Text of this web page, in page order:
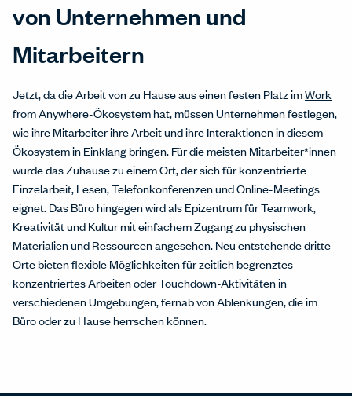
von Unternehmen und
Mitarbeitern
Jetzt, da die Arbeit von zu Hause aus einen festen Platz imWork
from Anywhere-Ökosystemhat, müssen Unternehmen festlegen,
wie ihre Mitarbeiter ihre Arbeit und ihre Interaktionen in diesem
Ökosystem in Einklang bringen. Für die meisten Mitarbeiter*innen
wurde das Zuhause zu einem Ort, der sich für konzentrierte
Einzelarbeit, Lesen, Telefonkonferenzen und Online-Meetings
eignet. Das Büro hingegen wird als Epizentrum für Teamwork,
Kreativität und Kultur mit einfachem Zugang zu physischen
Materialien und Ressourcen angesehen. Neu entstehende dritte
Ortebieten flexible Möglichkeiten für zeitlich begrenztes
konzentriertes Arbeiten oder Touchdown-Aktivitäten in
verschiedenen Umgebungen, fernab von Ablenkungen, die im
Büro oder zu Hause herrschen können.